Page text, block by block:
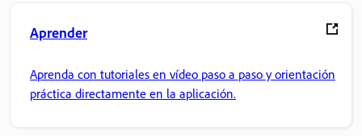
Aprender
Aprenda con tutoriales en vídeo paso a paso y orientación
práctica directamente en la aplicación.